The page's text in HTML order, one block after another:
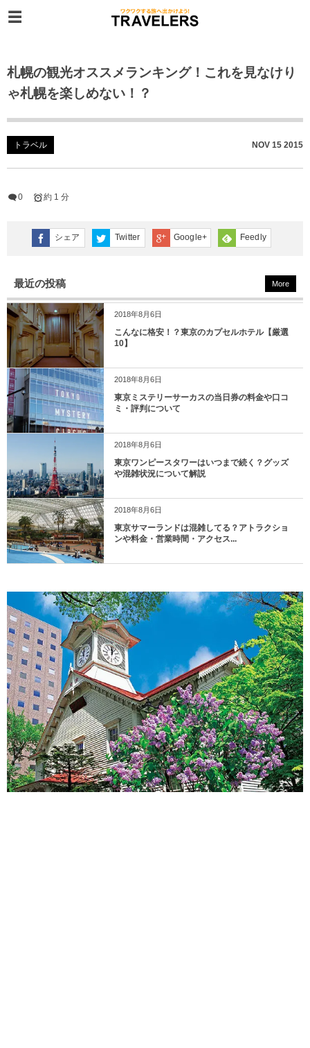
札幌の観光オススメランキング！これを見なけり
ゃ札幌を楽しめない！？
トラベル NOV 15 2015
0 約 1 分
シェア Twitter Google+ Feedly
最近の投稿
2018年8月6日
こんなに格安！？東京のカプセルホテル【厳選
10】
2018年8月6日
東京ミステリーサーカスの当日券の料金や口コ
ミ・評判について
2018年8月6日
東京ワンピースタワーはいつまで続く？グッズ
や混雑状況について解説
2018年8月6日
東京サマーランドは混雑してる？アトラクショ
ンや料金・営業時間・アクセス...
More